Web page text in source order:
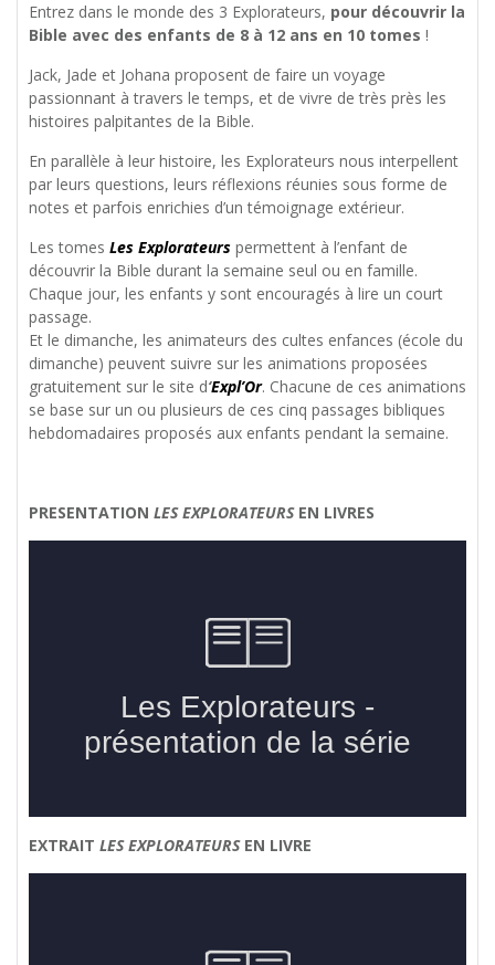
Entrez dans le monde des 3 Explorateurs, pour découvrir la
Bible avec des enfants de 8 à 12 ans en 10 tomes !
Jack, Jade et Johana proposent de faire un voyage
passionnant à travers le temps, et de vivre de très près les
histoires palpitantes de la Bible.
En parallèle à leur histoire, les Explorateurs nous interpellent
par leurs questions, leurs réflexions réunies sous forme de
notes et parfois enrichies d’un témoignage extérieur.
Les tomes Les Explorateurs permettent à l’enfant de
découvrir la Bible durant la semaine seul ou en famille.
Chaque jour, les enfants y sont encouragés à lire un court
passage.
Et le dimanche, les animateurs des cultes enfances (école du
dimanche) peuvent suivre sur les animations proposées
gratuitement sur le site d‘Expl’Or. Chacune de ces animations
se base sur un ou plusieurs de ces cinq passages bibliques
hebdomadaires proposés aux enfants pendant la semaine.
PRESENTATION LES EXPLORATEURSEN LIVRES
EXTRAIT LES EXPLORATEURSEN LIVRE